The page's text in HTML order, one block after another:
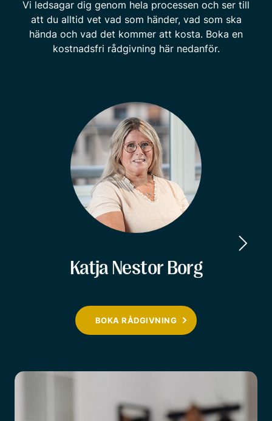
Vi ledsagar dig genom hela processen och ser till
att du alltid vet vad som händer, vad som ska
hända och vad det kommer att kosta. Boka en
kostnadsfri rådgivning här nedanför.
Katja Nestor Borg
BOKA RÅDGIVNING